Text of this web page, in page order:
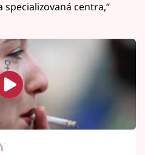
centra,“